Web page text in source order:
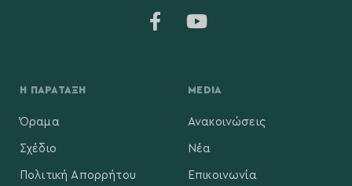
Η ΠΑΡΆΤΑΞΗ
Όραμα
Σχέδιο
Πολιτική Απορρήτου
MEDIA
Ανακοινώσεις
Νέα
Επικοινωνία